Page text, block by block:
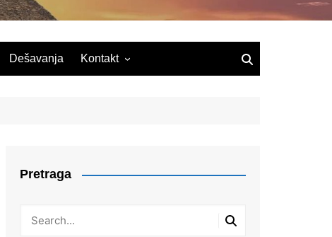
Dešavanja Kontakt
Pretraga